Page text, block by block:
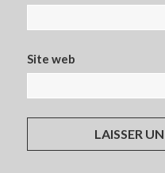
Site web